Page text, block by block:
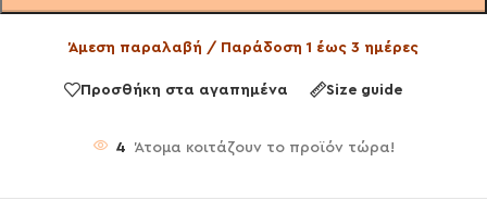
Άμεση παραλαβή / Παράδοση 1 έως 3 ημέρες
Προσθήκη στα αγαπημένα Size guide
4 Άτομα κοιτάζουν το προϊόν τώρα!